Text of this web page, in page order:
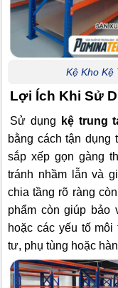
Kệ Kho Kệ
Lợi Ích Khi Sử
Sử dụng kệ trung
bằng cách tận
sắp xếp gọn gàng
tránh nhầm lẫn và
chia tầng rõ ràng
phẩm còn giúp bảo
hoặc các yếu tố
tư, phụ tùng hoặc